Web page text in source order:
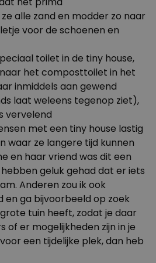
alle zand en modder zo naar
voor de schoenen en
toilet in de tiny house,
het composttoilet in het
inmiddels aan gewend
laat weleens tegenop ziet),
vervelend
met een tiny house lastig
waar ze langere tijd kunnen
en haar vriend was dit een
hebben geluk gehad dat er iets
Anderen zou ik ook
en ga bijvoorbeeld op zoek
tuin heeft, zodat je daar
of er mogelijkheden zijn in je
een tijdelijke plek, dan heb